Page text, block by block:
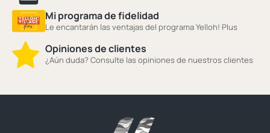
Mi programa de fidelidad
Le encantarán las ventajas del programa Yelloh! Plus
Opiniones de clientes
¿Aún duda? Consulte las opiniones de nuestros clientes